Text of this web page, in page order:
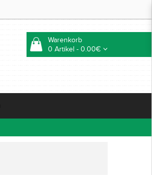
Warenkorb
0 Artikel - 0.00€